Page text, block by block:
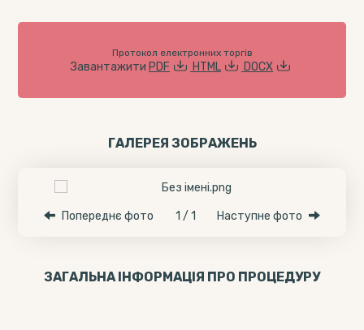
Протокол електронних торгів
Завантажити PDF HTML DOCX
ГАЛЕРЕЯ ЗОБРАЖЕНЬ
Попереднє фото 1 / 1 Наступне фото
ЗАГАЛЬНА ІНФОРМАЦІЯ ПРО ПРОЦЕДУРУ